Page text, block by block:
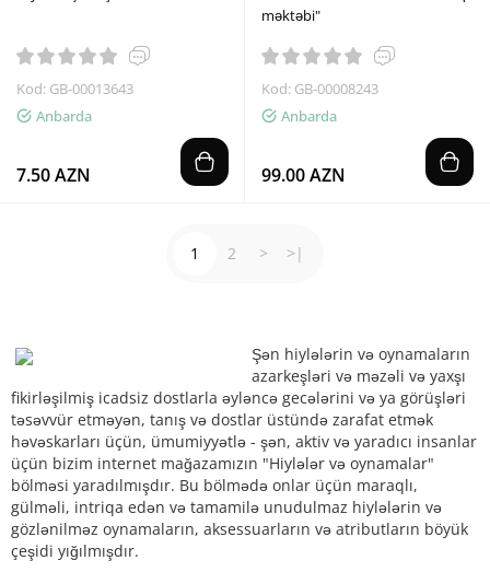
Kod: GB-00013643
Anbarda
7.50 AZN
məktəbi"
Kod: GB-00008243
Anbarda
99.00 AZN
1 2 > >|
Şən hiylələrin və oynamaların
azarkeşləri və məzəli və yaxşı
fikirləşilmiş icadsiz dostlarla əyləncə gecələrini və ya görüşləri
təsəvvür etməyən, tanış və dostlar üstündə zarafat etmək
həvəskarları üçün, ümumiyyətlə - şən, aktiv və yaradıcı insanlar
üçün bizim internet mağazamızın "Hiylələr və oynamalar"
bölməsi yaradılmışdır. Bu bölmədə onlar üçün maraqlı,
gülməli, intriqa edən və tamamilə unudulmaz hiylələrin və
gözlənilməz oynamaların, aksessuarların və atributların böyük
çeşidi yığılmışdır.